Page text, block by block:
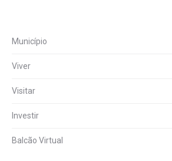
Município
Viver
Visitar
Investir
Balcão Virtual